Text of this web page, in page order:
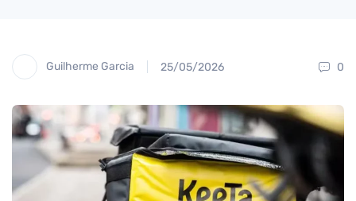
Guilherme Garcia 25/05/2026 0